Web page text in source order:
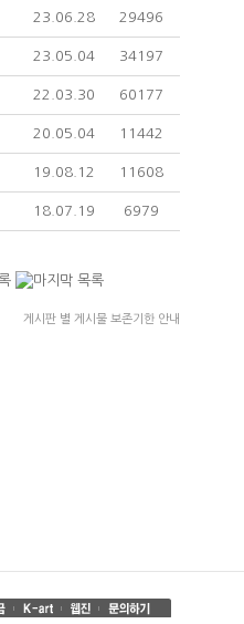
23.06.28 29496
23.05.04 34197
22.03.30 60177
20.05.04 11442
19.08.12 11608
18.07.19 6979
게시판 별 게시물 보존기한 안내